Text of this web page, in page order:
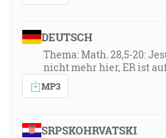
DEUTSCH
Thema: Math. 28,5-20:
nicht mehr hier, ER ist
MP3
SRPSKOHRVATSKI